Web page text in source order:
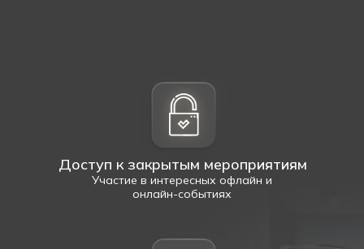
Доступ к закрытым мероприятиям
Участие в интересных офлайн и
онлайн-событиях